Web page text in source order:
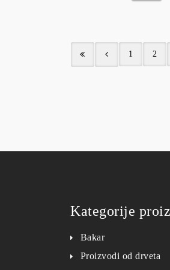
1 2
Kategorije
Bakar
Proizvodi od drveta